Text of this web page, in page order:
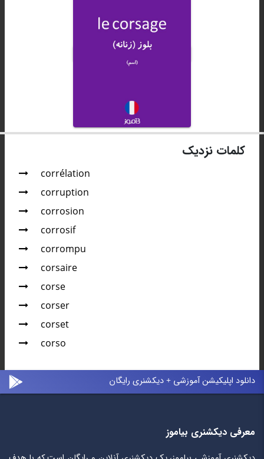
کلمات نزدیک
corrélation
corruption
corrosion
corrosif
corrompu
corsaire
corse
corser
corset
corso
دانلود اپلیکیشن آموزشی + دیکشنری رایگان
معرفی دیکشنری بیاموز